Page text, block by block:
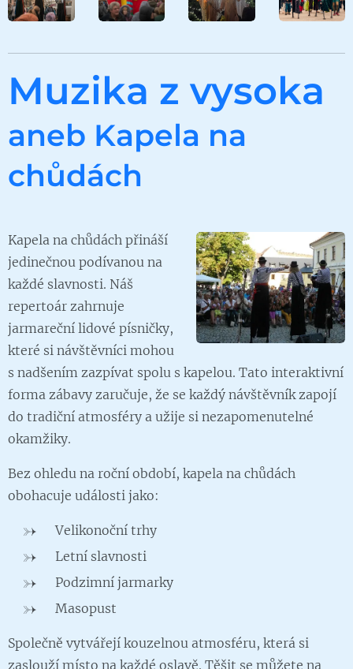
Muzika z vysoka
aneb Kapela na
chůdách
Kapela na chůdách přináší
jedinečnou podívanou na
každé slavnosti. Náš
repertoár zahrnuje
jarmareční lidové písničky,
které si návštěvníci mohou
s nadšením zazpívat spolu s kapelou. Tato interaktivní
forma zábavy zaručuje, že se každý návštěvník zapojí
do tradiční atmosféry a užije si nezapomenutelné
okamžiky.
Bez ohledu na roční období, kapela na chůdách
obohacuje události jako:
Velikonoční trhy
Letní slavnosti
Podzimní jarmarky
Masopust
Společně vytvářejí kouzelnou atmosféru, která si
zaslouží místo na každé oslavě. Těšit se můžete na